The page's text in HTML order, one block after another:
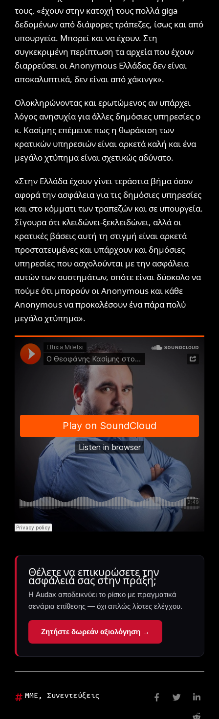
τους, «έχουν στην κατοχή τους πολλά giga
δεδομένων από διάφορες τράπεζες, ίσως και από
υπουργεία. Μπορεί και να έχουν. Στη
συγκεκριμένη περίπτωση τα αρχεία που έχουν
διαρρεύσει οι Anonymous Ελλάδας δεν είναι
αποκαλυπτικά, δεν είναι από χάκινγκ».
Ολοκληρώνοντας και ερωτώμενος αν υπάρχει
λόγος ανησυχία για άλλες δημόσιες υπηρεσίες ο
κ. Κασίμης επέμεινε πως η θωράκιση των
κρατικών υπηρεσιών είναι αρκετά καλή και ένα
μεγάλο χτύπημα είναι σχετικώς αδύνατο.
«Στην Ελλάδα έχουν γίνει τεράστια βήμα όσον
αφορά την ασφάλεια για τις δημόσιες υπηρεσίες
και στο κόμματι των τραπεζών και σε υπουργεία.
Σίγουρα ότι κλειδώνει-ξεκλειδώνει, αλλά οι
κρατικές βάσεις αυτή τη στιγμή είναι αρκετά
προστατευμένες και υπάρχουν και δημόσιες
υπηρεσίες που ασχολούνται με την ασφάλεια
αυτών των συστημάτων, οπότε είναι δύσκολο να
πούμε ότι μπορούν οι Anonymous και κάθε
Anonymous να προκαλέσουν ένα πάρα πολύ
μεγάλο χτύπημα».
Θέλετε να επικυρώσετε την
ασφάλειά σας στην πράξη;
Η Audax αποδεικνύει το ρίσκο με πραγματικά
σενάρια επίθεσης — όχι απλώς λίστες ελέγχου.
Ζητήστε δωρεάν αξιολόγηση →
ΜΜΕ , Συνεντεύξεις